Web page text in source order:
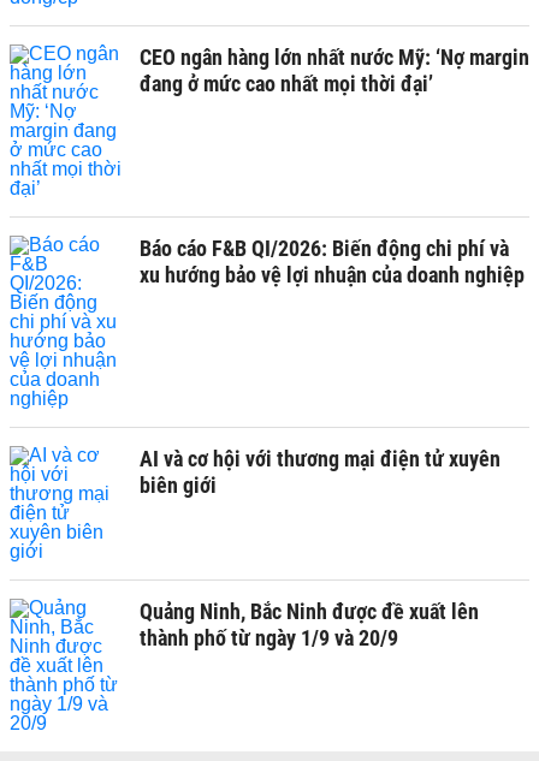
CEO ngân hàng lớn nhất nước Mỹ: ‘Nợ margin
đang ở mức cao nhất mọi thời đại’
Báo cáo F&B QI/2026: Biến động chi phí và
xu hướng bảo vệ lợi nhuận của doanh nghiệp
AI và cơ hội với thương mại điện tử xuyên
biên giới
Quảng Ninh, Bắc Ninh được đề xuất lên
thành phố từ ngày 1/9 và 20/9